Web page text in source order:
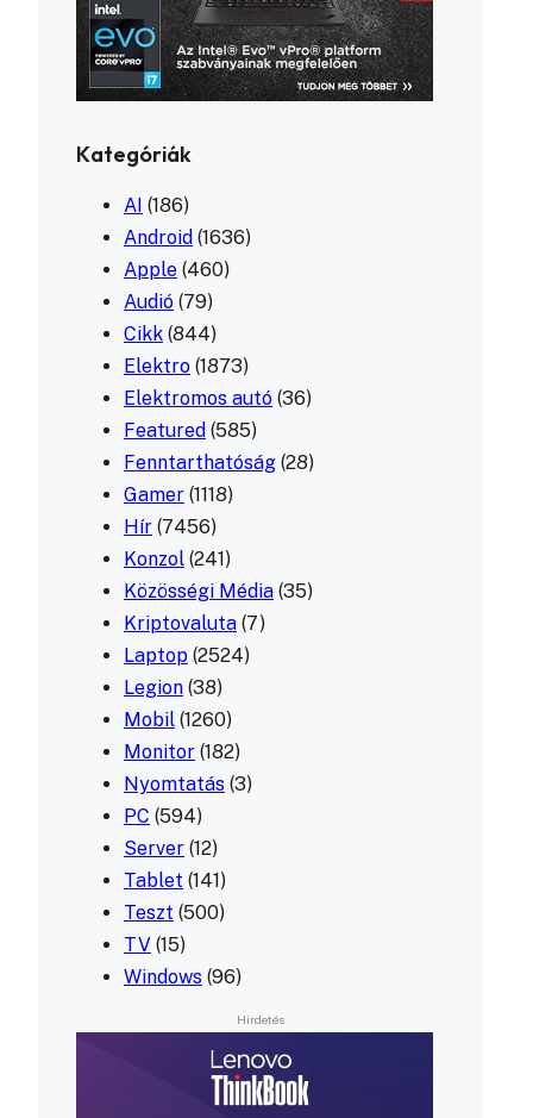
Kategóriák
AI (186)
Android (1636)
Apple (460)
Audió (79)
Cikk (844)
Elektro (1873)
Elektromos autó (36)
Featured (585)
Fenntarthatóság (28)
Gamer (1118)
Hír (7456)
Konzol (241)
Közösségi Média (35)
Kriptovaluta (7)
Laptop (2524)
Legion (38)
Mobil (1260)
Monitor (182)
Nyomtatás (3)
PC (594)
Server (12)
Tablet (141)
Teszt (500)
TV (15)
Windows (96)